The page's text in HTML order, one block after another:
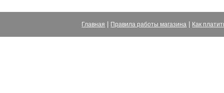
Главная Правила работы магазина Как